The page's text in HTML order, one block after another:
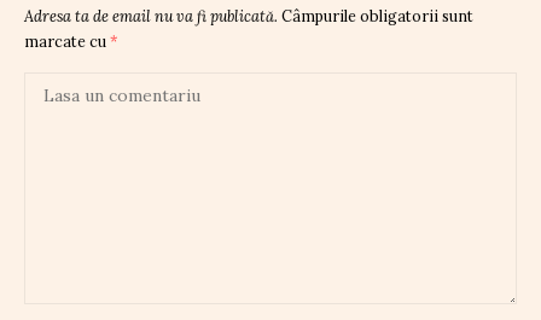
Adresa ta de email nu va fi publicată. Câmpurile obligatorii sunt
marcate cu *